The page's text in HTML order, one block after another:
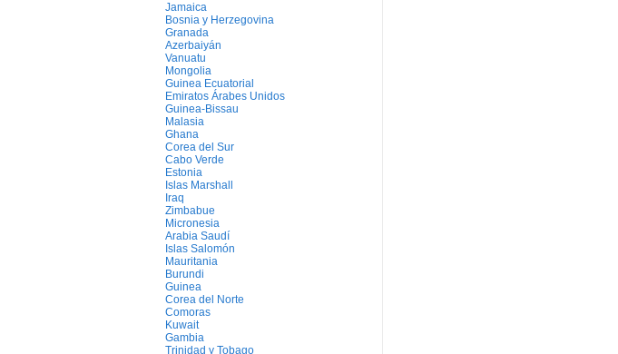
Jamaica
Bosnia y Herzegovina
Granada
Azerbaiyán
Vanuatu
Mongolia
Guinea Ecuatorial
Emiratos Árabes Unidos
Guinea-Bissau
Malasia
Ghana
Corea del Sur
Cabo Verde
Estonia
Islas Marshall
Iraq
Zimbabue
Micronesia
Arabia Saudí
Islas Salomón
Mauritania
Burundi
Guinea
Corea del Norte
Comoras
Kuwait
Gambia
Trinidad y Tobago